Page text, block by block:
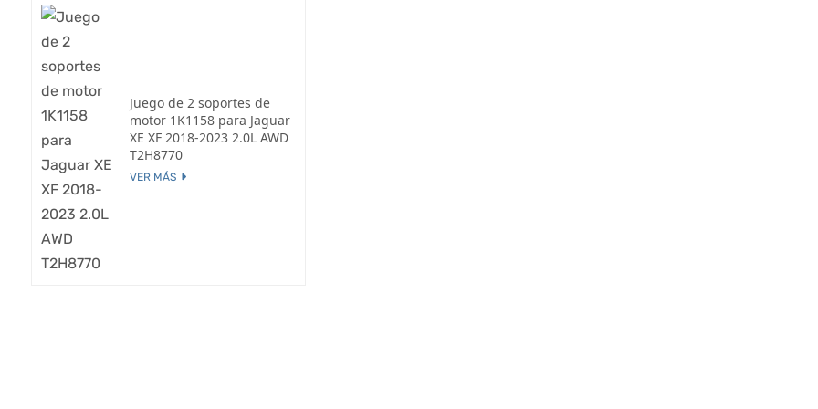
Juego de 2 soportes de
motor 1K1158 para Jaguar
XE XF 2018-2023 2.0L AWD
T2H8770
VER MÁS